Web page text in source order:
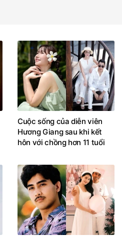
Cuộc sống của diễn viên
Hương Giang sau khi kết
hôn với chồng hơn 11 tuổi